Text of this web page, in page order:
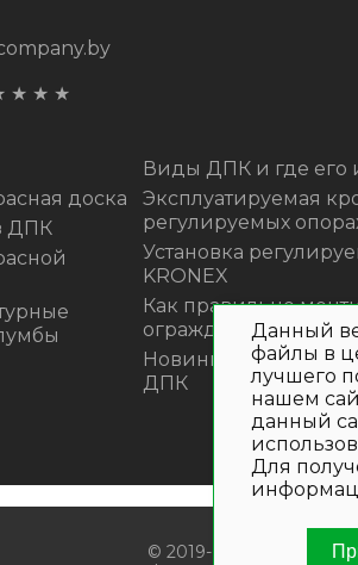
★ ★ ★
доска
ДПК
Виды ДПК и где его
Эксплуатируемая
регулируемых
Установка
KRONEX
Как правильно
ограждения из ДПК?
Новинка! Моющее
ДПК
© 2019- 2026. Общество
Данный
файлы в
лучшего
нашем
данный
Для